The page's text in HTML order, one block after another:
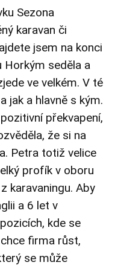
Sezona
karavan či
jsem na konci
Horkým seděla a
ve velkém. V té
jak a hlavně s kým.
překvapení,
že si na
Petra totiž velice
profík v oboru
karavaningu. Aby
a 6 let v
kde se
firma růst,
se může